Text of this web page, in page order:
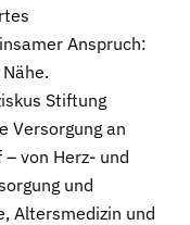
Anspruch:
Stiftung
Versorgung an
von Herz- und
und
Altersmedizin und